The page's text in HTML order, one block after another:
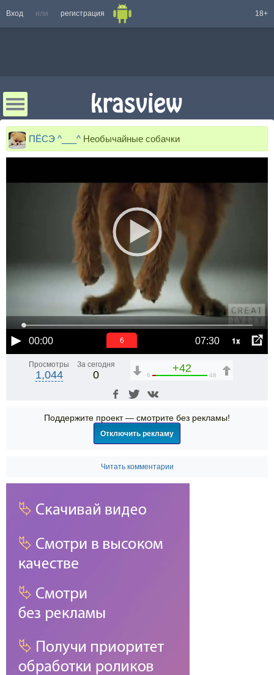
Вход или регистрация 18+
ПЁСЭ ^___^ Необычайные собачки
00:00 07:30 1x
6
Просмотры
1,044
За сегодня
0
+42
6 48
Поддержите проект — смотрите без рекламы!
Отключить рекламу
Читать комментарии